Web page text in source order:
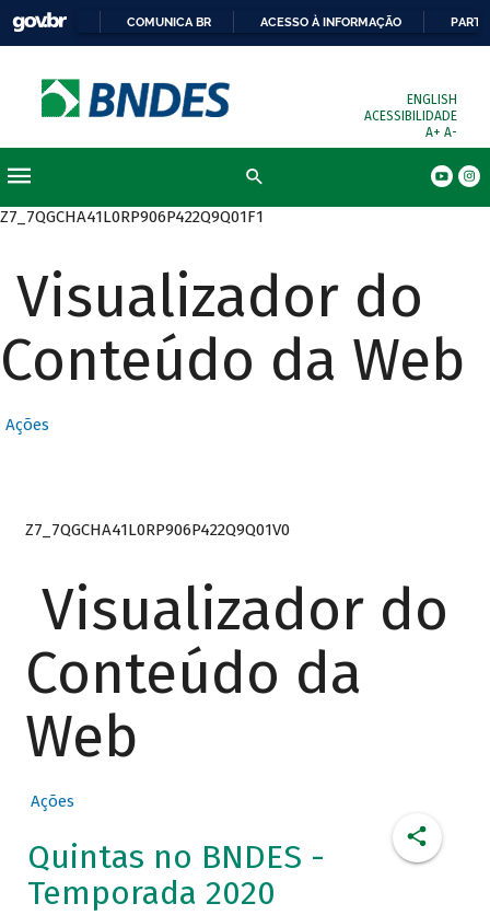
COMUNICA BR ACESSO À INFORMAÇÃO
ENGLISH
ACESSIBILIDADE
A+ A-
Z7_7QGCHA41L0RP906P422Q9Q01F1
Visualizador do
Conteúdo da Web
Ações
Z7_7QGCHA41L0RP906P422Q9Q01V0
Visualizador do
Conteúdo da
Web
Ações
Quintas no BNDES -
Temporada 2020